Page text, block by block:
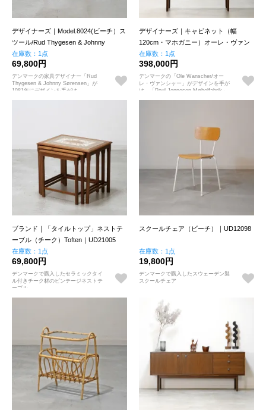
デザイナーズ｜Model.8024(ビーチ）ス
ツール/Rud Thygesen & Johnny
Sørensen｜UD18391
在庫数：1点
69,800円
デンマークの家具デザイナー「Rud
Thygesen & Johnny Sørensen」が
1981年にデザインを手がけ、
デザイナーズ｜キャビネット（幅
120cm・マホガニー）オーレ・ヴァン
シャー｜UD19239
在庫数：1点
398,000円
デンマークの「Ole Wanscher/オー
レ・ヴァンシャー」がデザインを手が
け、「Poul Jeppesen Møbelfabrik」
ブランド｜「タイルトップ」ネストテ
ーブル（チーク）Toften｜UD21005
在庫数：1点
69,800円
デンマークで購入したセラミックタイ
ル付きチーク材のビンテージネストテ
ーブル。
スクールチェア（ビーチ）｜UD12098
在庫数：1点
19,800円
デンマークで購入したスウェーデン製
スクールチェア